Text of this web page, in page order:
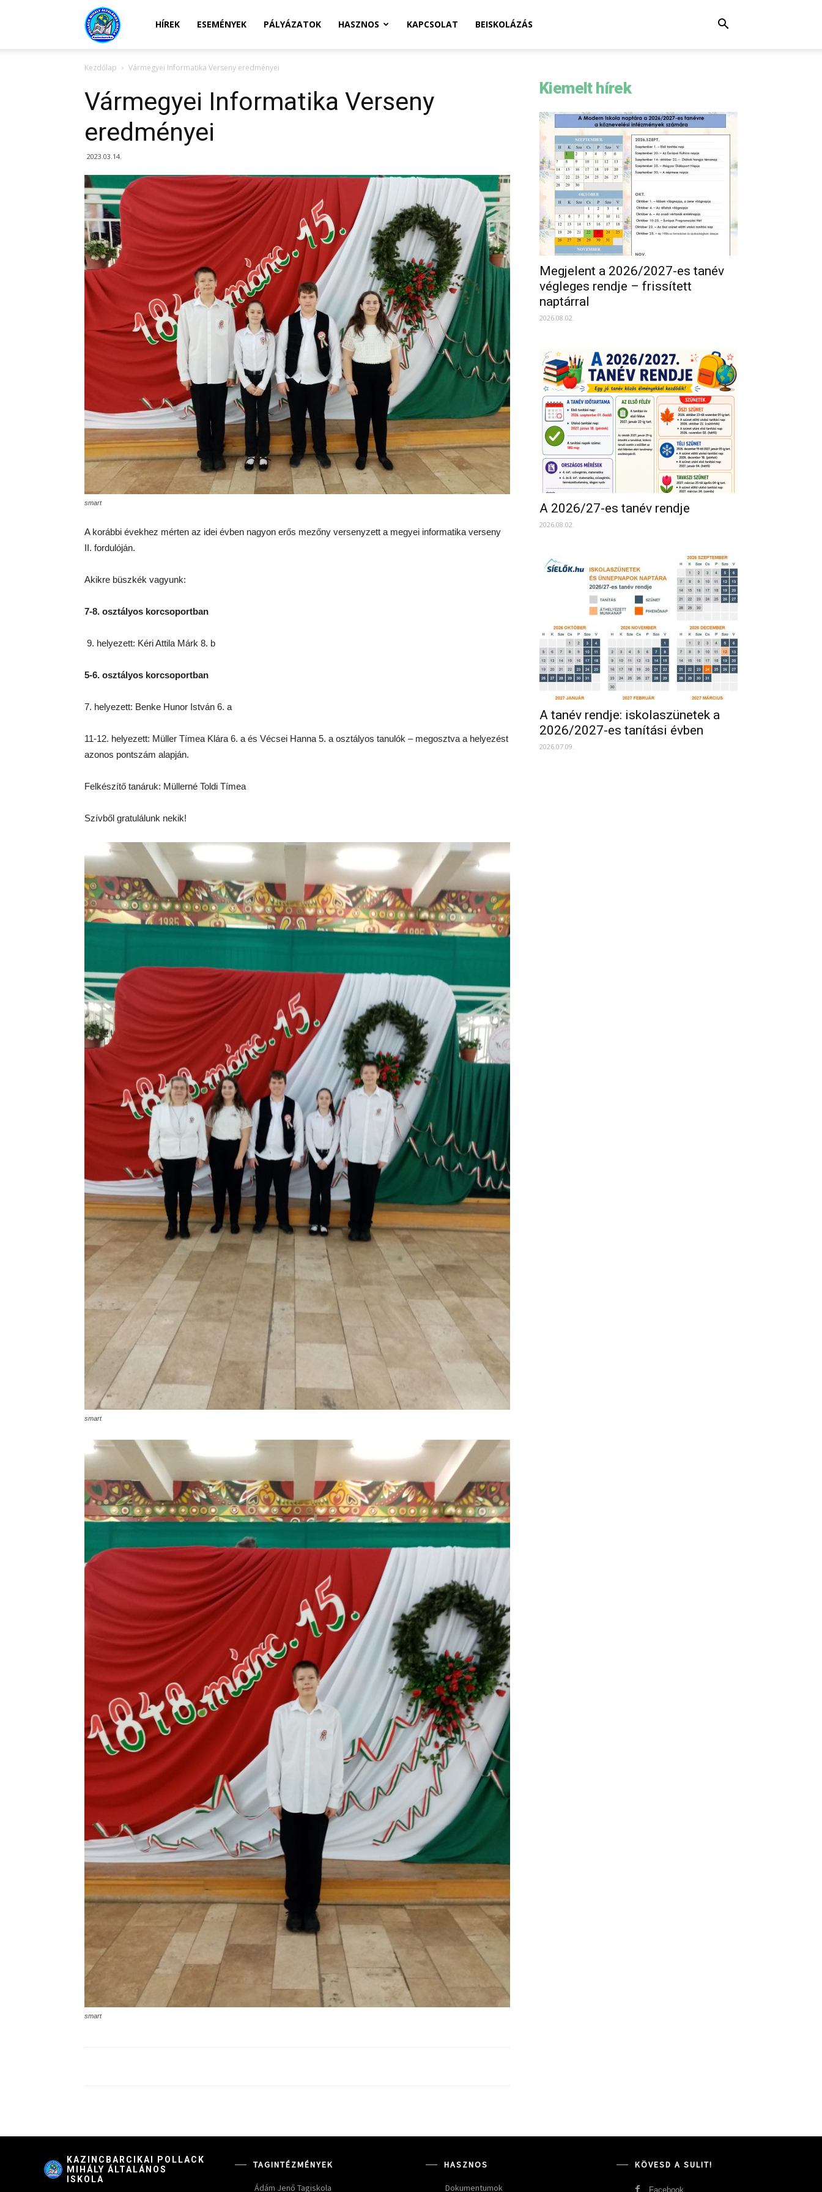
Kazincbarcikai
Pollack
Mihály
Iskola
HÍREK ESEMÉNYEK PÁLYÁZATOK HASZNOS KAPCSOLAT BEISKOLÁZÁS
Kezdőlap Vármegyei Informatika Verseny eredményei
Vármegyei Informatika Verseny
eredményei
2023.03.14.
smart
A korábbi évekhez mérten az idei évben nagyon erős mezőny versenyzett a megyei informatika verseny
II. fordulóján.
Akikre büszkék vagyunk:
7-8. osztályos korcsoportban
9. helyezett: Kéri Attila Márk 8. b
5-6. osztályos korcsoportban
7. helyezett: Benke Hunor István 6. a
11-12. helyezett: Müller Tímea Klára 6. a és Vécsei Hanna 5. a osztályos tanulók – megosztva a helyezést
azonos pontszám alapján.
Felkészítő tanáruk: Müllerné Toldi Tímea
Szívből gratulálunk nekik!
smart
smart
Kiemelt hírek
Megjelent a 2026/2027-es tanév
végleges rendje – frissített
naptárral
2026.08.02.
A 2026/27-es tanév rendje
2026.08.02.
A tanév rendje: iskolaszünetek a
2026/2027-es tanítási évben
2026.07.09.
KAZINCBARCIKAI POLLACK
MIHÁLY ÁLTALÁNOS
ISKOLA
TAGINTÉZMÉNYEK
Ádám Jenő Tagiskola
HASZNOS
Dokumentumok
KÖVESD A SULIT!
Facebook